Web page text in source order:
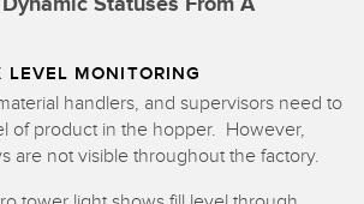
LEVEL MONITORING
handlers, and supervisors need to
of product in the hopper. However,
are not visible throughout the factory.